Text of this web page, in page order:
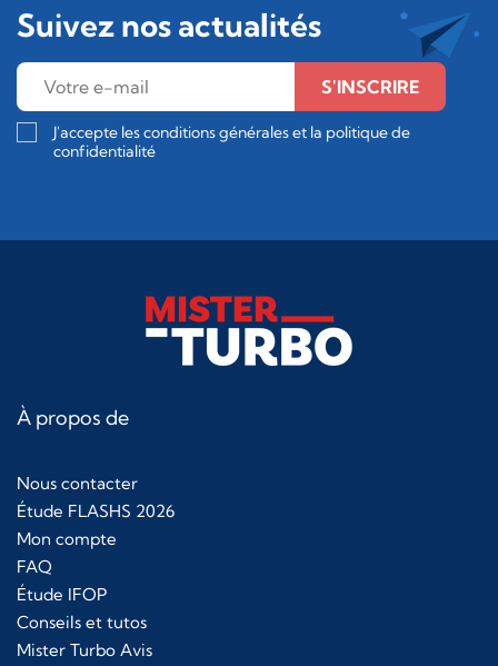
Suivez nos actualités
S'INSCRIRE
J'accepte les conditions générales et la politique de
confidentialité
À propos de
Nous contacter
Étude FLASHS 2026
Mon compte
FAQ
Étude IFOP
Conseils et tutos
Mister Turbo Avis